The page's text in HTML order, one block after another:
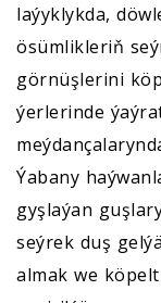
laýyklykda,
ösümlikleriň
görnüşlerini
ýerlerinde
Ýabany
gyşlaýan
seýrek duş
almak we